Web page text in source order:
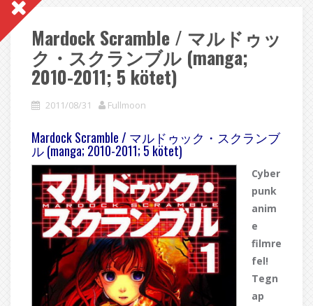
Mardock Scramble / マルドゥッ
ク・スクランブル (manga;
2010-2011; 5 kötet)
2011/08/31 Fullmoon
Mardock Scramble / マルドゥック・スクランブ
ル (manga; 2010-2011; 5 kötet)
Cyber
punk
anim
e
filmre
fel!
Tegn
ap